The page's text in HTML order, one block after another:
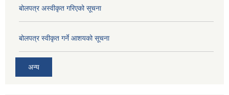
बोलपत्र अस्वीकृत गरिएको सूचना
बोलपत्र स्वीकृत गर्ने आशयको सूचना
अन्य